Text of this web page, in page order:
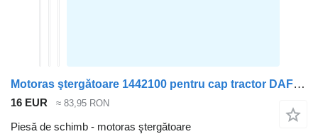
Motoras ştergătoare 1442100 pentru cap tractor DAF CF85
16 EUR ≈ 83,95 RON
Piesă de schimb - motoras ştergătoare